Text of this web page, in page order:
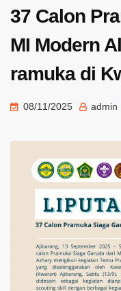
37 Calon
MI Modern
ramuka di
08/11/2025 admin